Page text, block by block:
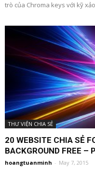
trò của Chroma keys với kỹ
THƯ VIỆN CHIA SẺ
20 WEBSITE CHIA SẺ
BACKGROUND FREE –
hoangtuanminh - May 7, 2015